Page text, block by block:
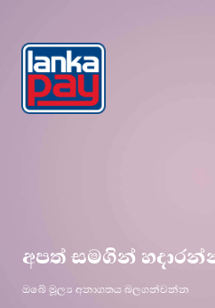
අපත් සමගින්
ඔබේ මූල්‍ය අනාගතය බලගන්වන්න